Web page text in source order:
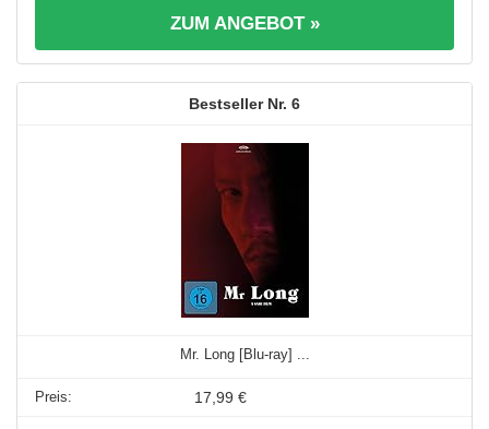
ZUM ANGEBOT »
6
Mr. Long [Blu-ray] ...
17,99 €